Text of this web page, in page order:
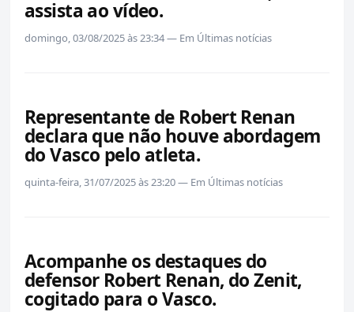
assista ao vídeo.
domingo, 03/08/2025 às 23:34 — Em Últimas notícias
Representante de Robert Renan
declara que não houve abordagem
do Vasco pelo atleta.
quinta-feira, 31/07/2025 às 23:20 — Em Últimas notícias
Acompanhe os destaques do
defensor Robert Renan, do Zenit,
cogitado para o Vasco.